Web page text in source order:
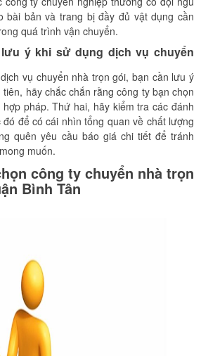
bài bản và trang bị đầy đủ vật dụng cần
quá trình vận chuyển.
ý khi sử dụng dịch vụ chuyển
vụ chuyển nhà trọn gói, bạn cần lưu ý
hãy chắc chắn rằng công ty bạn chọn
pháp. Thứ hai, hãy kiểm tra các đánh
để có cái nhìn tổng quan về chất lượng
quên yêu cầu báo giá chi tiết để tránh
muốn.
công ty chuyển nhà trọn
Bình Tân